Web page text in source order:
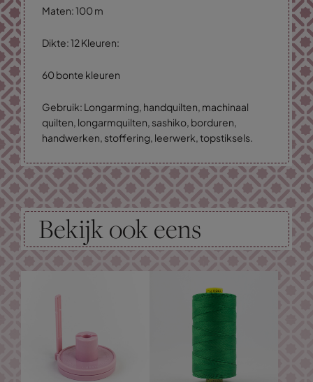
Maten: 100 m
Dikte: 12 Kleuren:
60 bonte kleuren
Gebruik: Longarming, handquilten, machinaal
quilten, longarmquilten, sashiko, borduren,
handwerken, stoffering, leerwerk, topstiksels.
Bekijk ook eens